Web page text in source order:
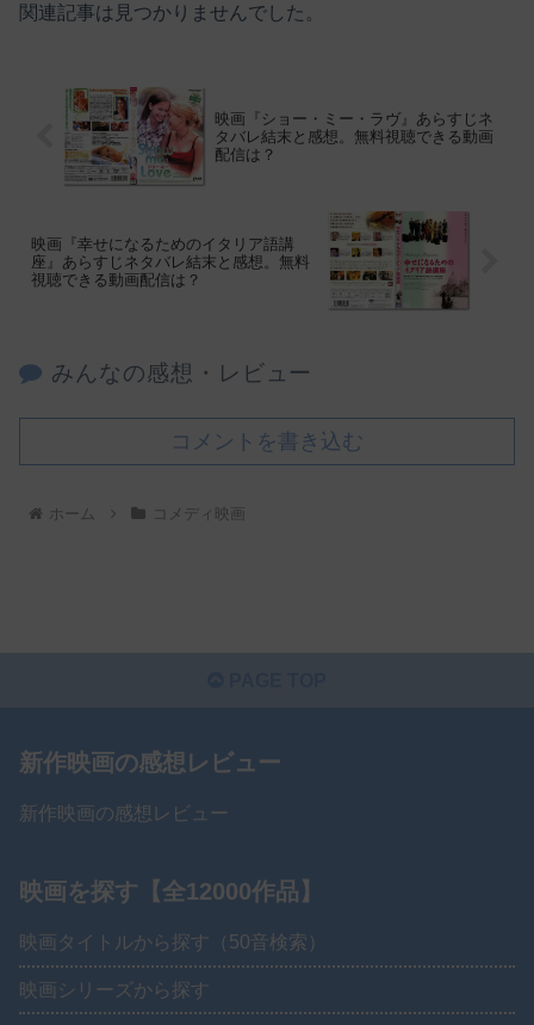
関連記事は見つかりませんでした。
映画『ショー・ミー・ラヴ』あらすじネ
タバレ結末と感想。無料視聴できる動画
配信は？
映画『幸せになるためのイタリア語講
座』あらすじネタバレ結末と感想。無料
視聴できる動画配信は？
みんなの感想・レビュー
コメントを書き込む
ホーム コメディ映画
新作映画の感想レビュー
新作映画の感想レビュー
映画を探す【全12000作品】
映画タイトルから探す（50音検索）
映画シリーズから探す